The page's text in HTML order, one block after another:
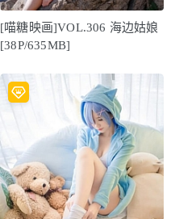
[喵糖映画]VOL.306 海边姑娘
[38P/635MB]